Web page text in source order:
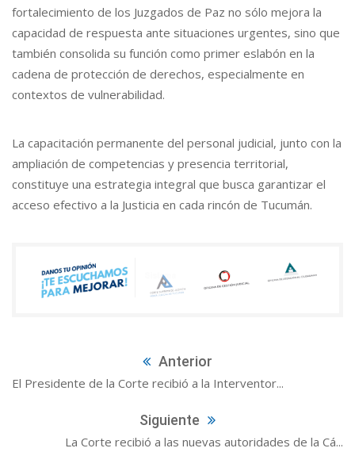
fortalecimiento de los Juzgados de Paz no sólo mejora la
capacidad de respuesta ante situaciones urgentes, sino que
también consolida su función como primer eslabón en la
cadena de protección de derechos, especialmente en
contextos de vulnerabilidad.
La capacitación permanente del personal judicial, junto con la
ampliación de competencias y presencia territorial,
constituye una estrategia integral que busca garantizar el
acceso efectivo a la Justicia en cada rincón de Tucumán.
Anterior
El Presidente de la Corte recibió a la Interventor...
Siguiente
La Corte recibió a las nuevas autoridades de la Cá...